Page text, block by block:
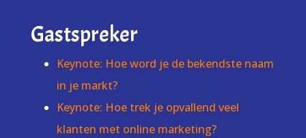
Gastspreker
Keynote: Hoe word je de bekendste naam
in je markt?
Keynote: Hoe trek je opvallend veel
klanten met online marketing?